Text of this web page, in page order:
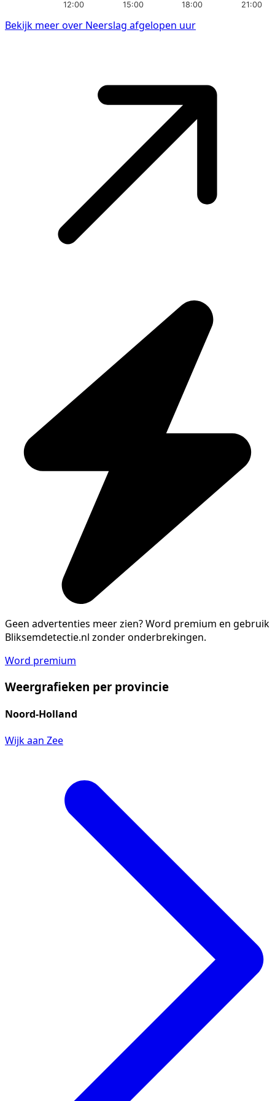
12:00 15:00 18:00 21:00
Bekijk meer over Neerslag afgelopen uur
Geen advertenties meer zien?Word premium en gebruik
Bliksemdetectie.nl zonder onderbrekingen.
Word premium
Weergrafieken per provincie
Noord-Holland
Wijk aan Zee